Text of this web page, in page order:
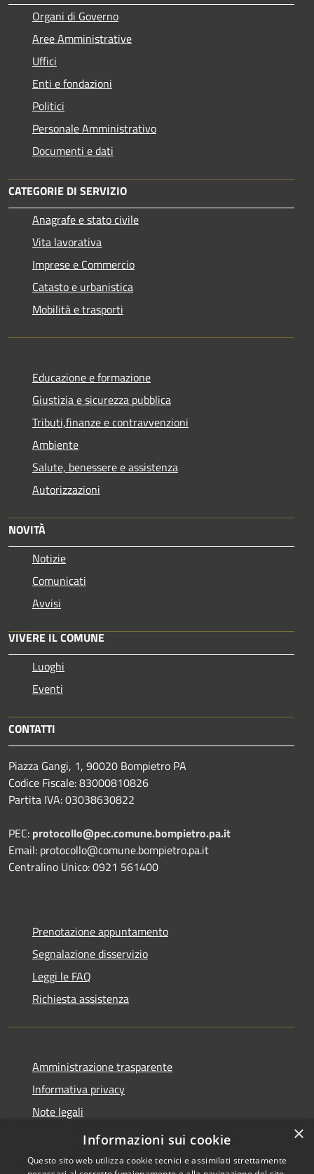
Organi di Governo
Aree Amministrative
Uffici
Enti e fondazioni
Politici
Personale Amministrativo
Documenti e dati
CATEGORIE DI SERVIZIO
Anagrafe e stato civile
Vita lavorativa
Imprese e Commercio
Catasto e urbanistica
Mobilità e trasporti
Educazione e formazione
Giustizia e sicurezza pubblica
Tributi,finanze e contravvenzioni
Ambiente
Salute, benessere e assistenza
Autorizzazioni
NOVITÀ
Notizie
Comunicati
Avvisi
VIVERE IL COMUNE
Luoghi
Eventi
CONTATTI
Piazza Gangi, 1, 90020 Bompietro PA
Codice Fiscale: 83000810826
Partita IVA: 03038630822
PEC: protocollo@pec.comune.bompietro.pa.it
Email: protocollo@comune.bompietro.pa.it
Centralino Unico: 0921 561400
Prenotazione appuntamento
Segnalazione disservizio
Leggi le FAQ
Richiesta assistenza
Amministrazione trasparente
Informativa privacy
Note legali
Dichiarazione di accessibilità
×
Informazioni sui cookie
Questo sito web utilizza cookie tecnici e assimilati strettamente